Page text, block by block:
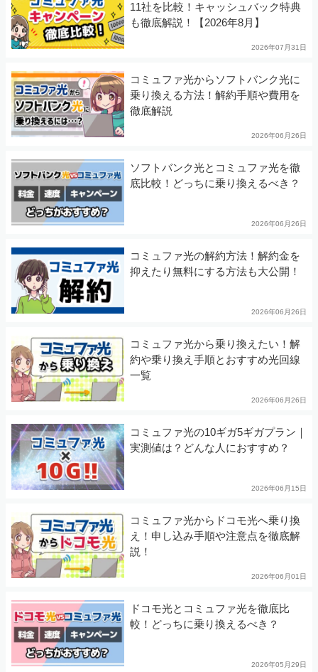
11社を比較！キャッシュバック特典
も徹底解説！【2026年8月】
2026年07月31日
コミュファ光からソフトバンク光に
乗り換える方法！解約手順や費用を
徹底解説
2026年06月26日
ソフトバンク光とコミュファ光を徹
底比較！どっちに乗り換えるべき？
2026年06月26日
コミュファ光の解約方法！解約金を
抑えたり無料にする方法も大公開！
2026年06月26日
コミュファ光から乗り換えたい！解
約や乗り換え手順とおすすめ光回線
一覧
2026年06月26日
コミュファ光の10ギガ5ギガプラン｜
実測値は？どんな人におすすめ？
2026年06月15日
コミュファ光からドコモ光へ乗り換
え！申し込み手順や注意点を徹底解
説！
2026年06月01日
ドコモ光とコミュファ光を徹底比
較！どっちに乗り換えるべき？
2026年05月29日